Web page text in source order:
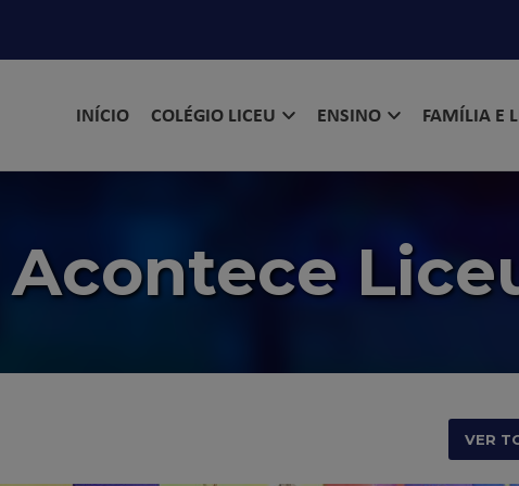
INÍCIO COLÉGIO LICEU ENSINO FAMÍLIA E
Acontece
VER